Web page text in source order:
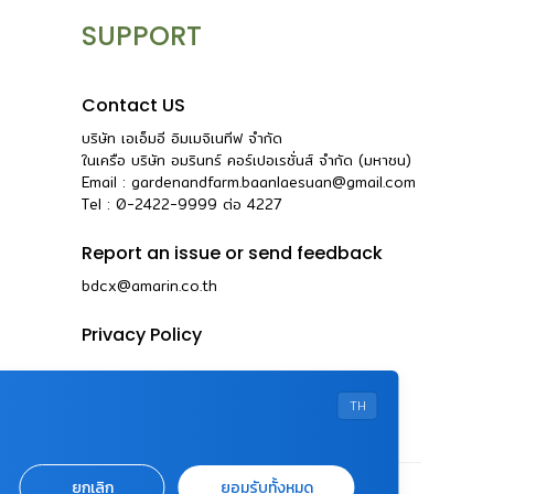
SUPPORT
Contact US
บริษัท เอเอ็มอี อิมเมจิเนทีฟ จำกัด
ในเครือ บริษัท อมรินทร์ คอร์เปอเรชั่นส์ จำกัด (มหาชน)
Email : gardenandfarm.baanlaesuan@gmail.com
Tel : 0-2422-9999 ต่อ 4227
Report an issue or send feedback
bdcx@amarin.co.th
Privacy Policy
TH
ยกเลิก ยอมรับทั้งหมด